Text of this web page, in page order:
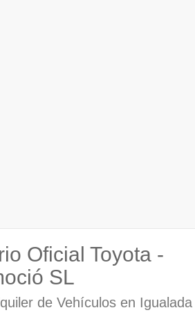
Oficial Toyota -
SL
de Vehículos en Igualada